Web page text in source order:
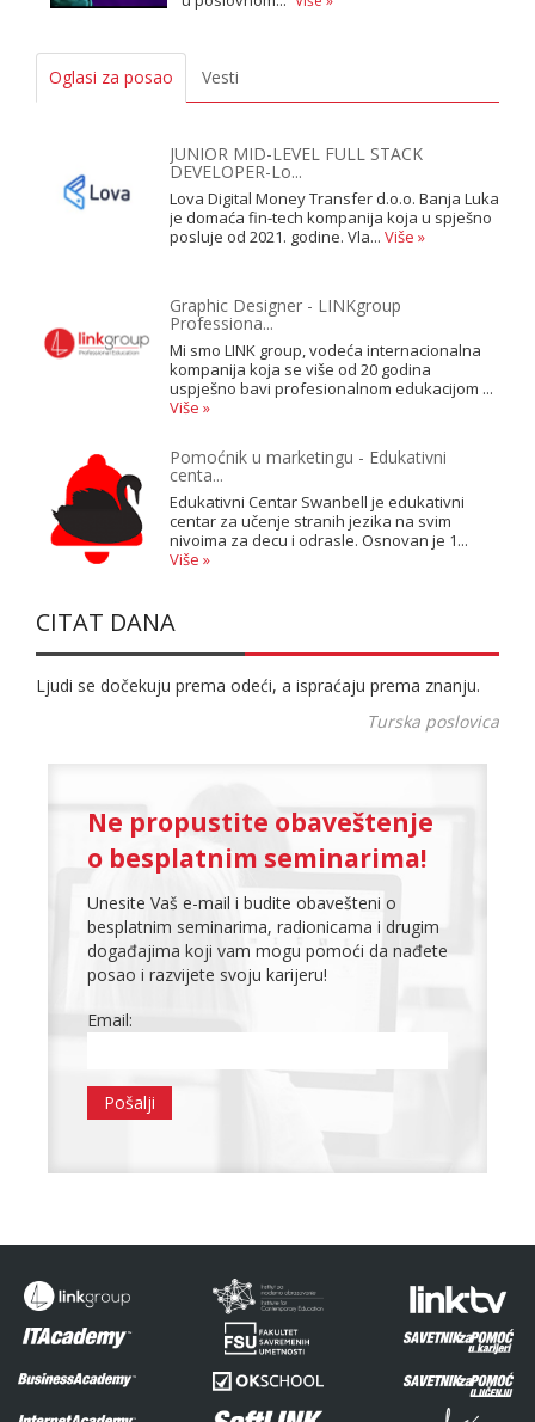
Oglasi za posao Vesti
JUNIOR MID-LEVEL FULL STACK
DEVELOPER-Lo...
Lova Digital Money Transfer d.o.o. Banja Luka
je domaća fin-tech kompanija koja u spješno
posluje od 2021. godine. Vla... Više »
Graphic Designer - LINKgroup
Professiona...
Mi smo LINK group, vodeća internacionalna
kompanija koja se više od 20 godina
uspješno bavi profesionalnom edukacijom ...
Više »
Pomoćnik u marketingu - Edukativni
centa...
Edukativni Centar Swanbell je edukativni
centar za učenje stranih jezika na svim
nivoima za decu i odrasle. Osnovan je 1...
Više »
CITAT DANA
Ljudi se dočekuju prema odeći, a ispraćaju prema znanju.
Turska poslovica
Ne propustite obaveštenje
o besplatnim seminarima!
Unesite Vaš e-mail i budite obavešteni o
besplatnim seminarima, radionicama i drugim
događajima koji vam mogu pomoći da nađete
posao i razvijete svoju karijeru!
Email: